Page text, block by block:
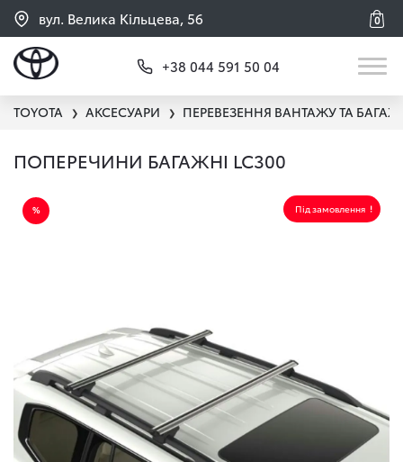
вул. Велика Кільцева, 56 0
+38 044 591 50 04
TOYOTA ❯ АКСЕСУАРИ ❯ ПЕРЕВЕЗЕННЯ ВАНТАЖУ ТА
ПОПЕРЕЧИНИ БАГАЖНІ LC300
Під замовлення